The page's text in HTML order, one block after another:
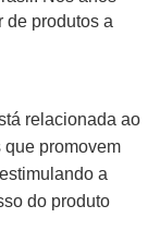
de produtos a
relacionada ao
promovem
a
do produto